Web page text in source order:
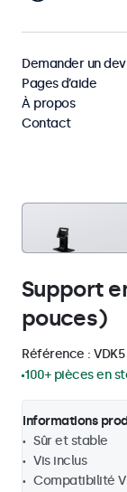
Support
pouces)
Référence : VDK5
100+ pièces en
Informations
Sûr et stable
Vis inclus
Compatibilité
Demander un
Pages d’aide
À propos
Contact